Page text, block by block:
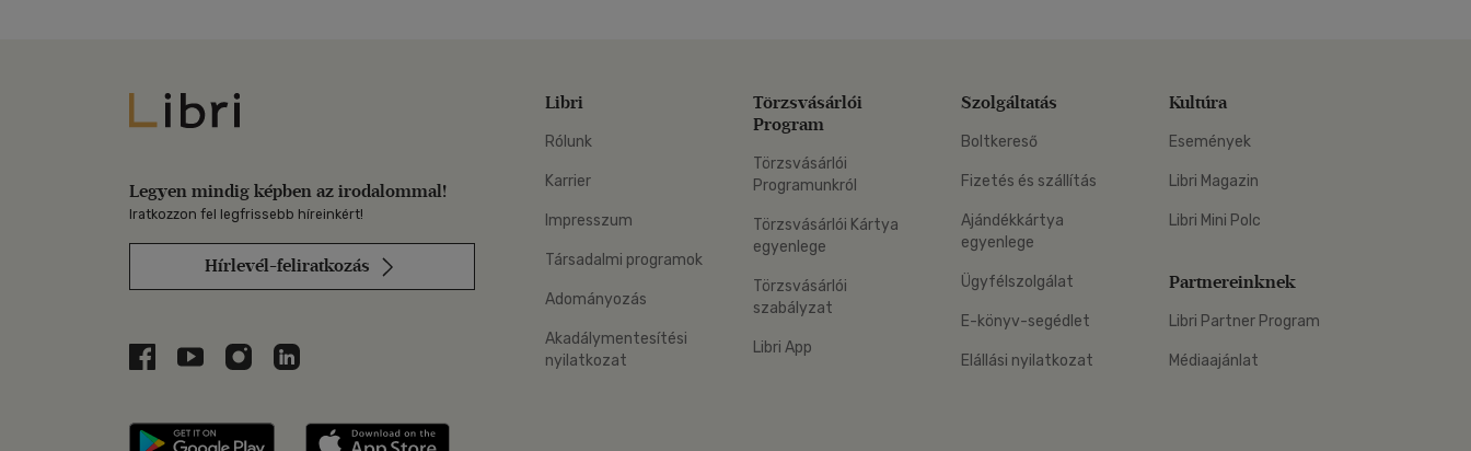
Libri
Legyen mindig képben az irodalommal!
Iratkozzon fel legfrissebb híreinkért!
Hírlevél-feliratkozás
Libri a Facebookon
Libri a Youtube-on
Libri az Instagramon
Libri a LinkedInen
Libri applikáció Szerezd meg: Google Play
Libri
Rólunk
Karrier
Impresszum
Társadalmi programok
Adományozás
Akadálymentesítési
nyilatkozat
Törzsvásárlói
Program
Törzsvásárlói
Programunkról
Törzsvásárlói Kártya
egyenlege
Törzsvásárlói
szabályzat
Libri App
Szolgáltatás
Boltkereső
Fizetés és szállítás
Ajándékkártya
egyenlege
Ügyfélszolgálat
E-könyv-segédlet
Elállási nyilatkozat
Kultúra
Események
Libri Magazin
Libri Mini Polc
Partnereinknek
Libri Partner Program
Médiaajánlat